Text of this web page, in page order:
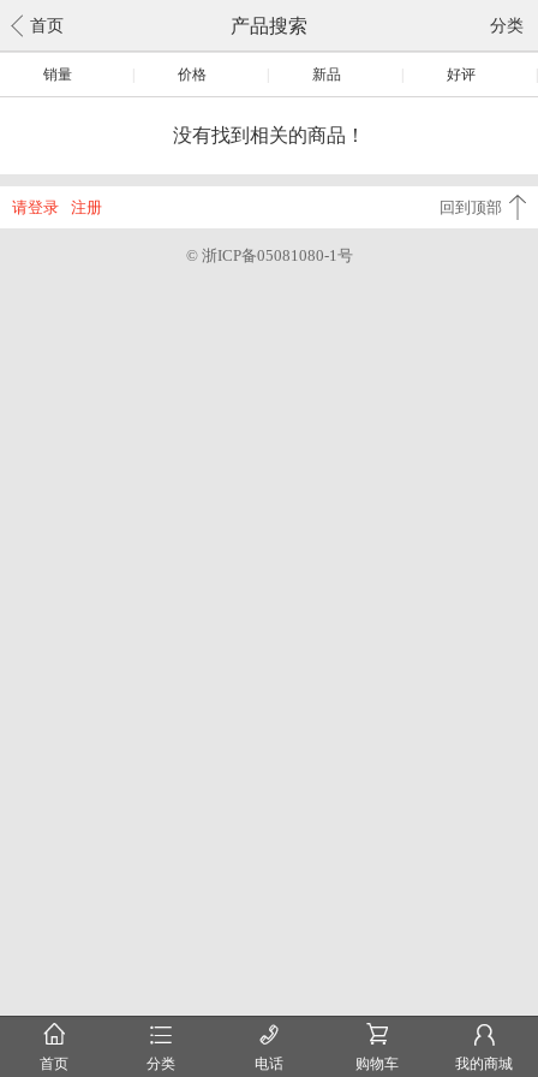
首页 产品搜索 分类
销量 价格 新品 好评
没有找到相关的商品！
请登录 注册 回到顶部
© 浙ICP备05081080-1号
󰂠
首页
󰂦
分类
󰄫
电话
󰂟
购物车
󰂢
我的商城